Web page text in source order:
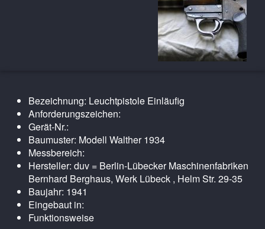
Bezeichnung: Leuchtpistole Einläufig
Anforderungszeichen:
Gerät-Nr.:
Baumuster: Modell Walther 1934
Messbereich:
Hersteller: duv = Berlin-Lübecker Maschinenfabriken
Bernhard Berghaus, Werk Lübeck , Helm Str. 29-35
Baujahr: 1941
Eingebaut in:
Funktionsweise